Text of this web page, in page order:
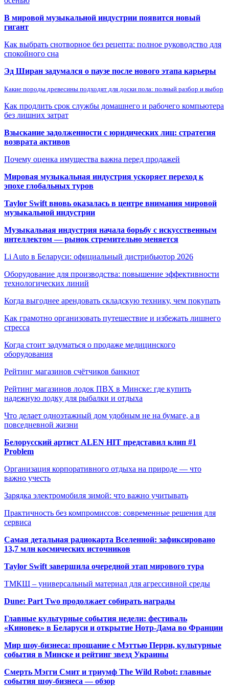
В мировой музыкальной индустрии появится новый
гигант
Как выбрать снотворное без рецепта: полное руководство для
спокойного сна
Эд Ширан задумался о паузе после нового этапа карьеры
Какие породы древесины подходят для доски пола: полный разбор и выбор
Как продлить срок службы домашнего и рабочего компьютера
без лишних затрат
Взыскание задолженности с юридических лиц: стратегия
возврата активов
Почему оценка имущества важна перед продажей
Мировая музыкальная индустрия ускоряет переход к
эпохе глобальных туров
Taylor Swift вновь оказалась в центре внимания мировой
музыкальной индустрии
Музыкальная индустрия начала борьбу с искусственным
интеллектом — рынок стремительно меняется
Li Auto в Беларуси: официальный дистрибьютор 2026
Оборудование для производства: повышение эффективности
технологических линий
Когда выгоднее арендовать складскую технику, чем покупать
Как грамотно организовать путешествие и избежать лишнего
стресса
Когда стоит задуматься о продаже медицинского
оборудования
Рейтинг магазинов счётчиков банкнот
Рейтинг магазинов лодок ПВХ в Минске: где купить
надежную лодку для рыбалки и отдыха
Что делает одноэтажный дом удобным не на бумаге, а в
повседневной жизни
Белорусский артист ALEN HIT представил клип #1
Problem
Организация корпоративного отдыха на природе — что
важно учесть
Зарядка электромобиля зимой: что важно учитывать
Практичность без компромиссов: современные решения для
сервиса
Самая детальная радиокарта Вселенной: зафиксировано
13,7 млн космических источников
Taylor Swift завершила очередной этап мирового тура
ТМКЩ – универсальный материал для агрессивной среды
Dune: Part Two продолжает собирать награды
Главные культурные события недели: фестиваль
«Киновек» в Беларуси и открытие Нотр-Дама во Франции
Мир шоу-бизнеса: прощание с Мэттью Перри, культурные
события в Минске и рейтинг звезд Украины
Смерть Мэгги Смит и триумф The Wild Robot: главные
события шоу-бизнеса — обзор